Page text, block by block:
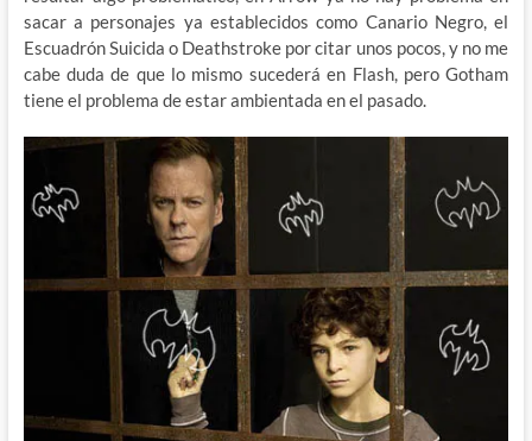
sacar a personajes ya establecidos como Canario Negro, el
Escuadrón Suicida o Deathstroke por citar unos pocos, y no me
cabe duda de que lo mismo sucederá en Flash, pero Gotham
tiene el problema de estar ambientada en el pasado.